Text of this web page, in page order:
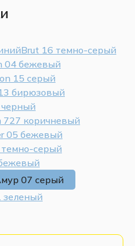
Brut 16 темно-серый
04 бежевый
15 серый
бирюзовый
727 коричневый
05 бежевый
серый
07 серый